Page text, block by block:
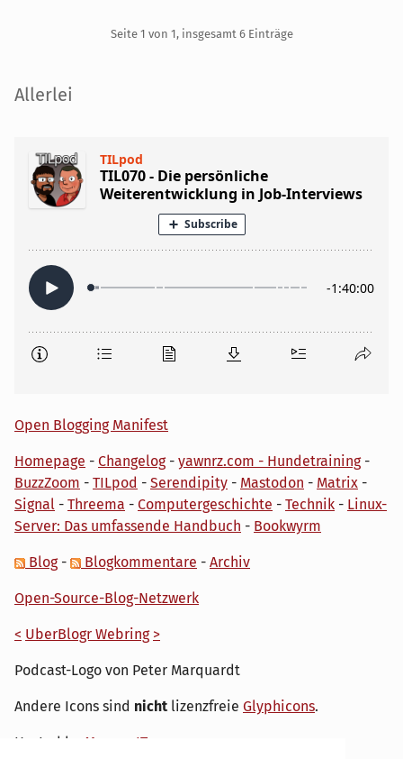
Seite 1 von 1, insgesamt 6 Einträge
Seitenleiste
Allerlei
Open Blogging Manifest
Homepage - Changelog- yawnrz.com - Hundetraining-
BuzzZoom - TILpod - Serendipity - Mastodon - Matrix -
Signal - Threema - Computergeschichte - Technik - Linux-
Server: Das umfassende Handbuch - Bookwyrm
Blog- Blogkommentare - Archiv
Open-Source-Blog-Netzwerk
< UberBlogr Webring >
Podcast-Logo von Peter Marquardt
Andere Icons sind nicht lizenzfreie Glyphicons.
Hosted by My own IT.